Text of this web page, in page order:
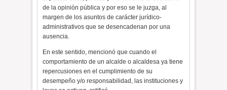
de la opinión pública y por eso se le juzga, al
margen de los asuntos de carácter jurídico-
administrativos que se desencadenan por una
ausencia.
En este sentido, mencionó que cuando el
comportamiento de un alcalde o alcaldesa ya tiene
repercusiones en el cumplimiento de su
desempeño y/o responsabilidad, las instituciones y